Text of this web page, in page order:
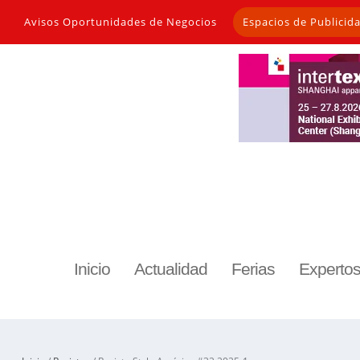
Avisos Oportunidades de Negocios Espacios de
Inicio Actualidad Ferias Expertos